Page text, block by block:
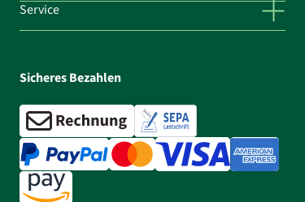
Service
Sicheres Bezahlen